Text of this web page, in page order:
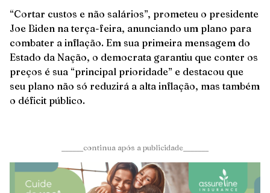
“Cortar custos e não salários”, prometeu o presidente
Joe Biden na terça-feira, anunciando um plano para
combater a inflação. Em sua primeira mensagem do
Estado da Nação, o democrata garantiu que conter os
preços é sua “principal prioridade” e destacou que
seu plano não só reduzirá a alta inflação, mas também
o déficit público.
______continua após a publicidade_______